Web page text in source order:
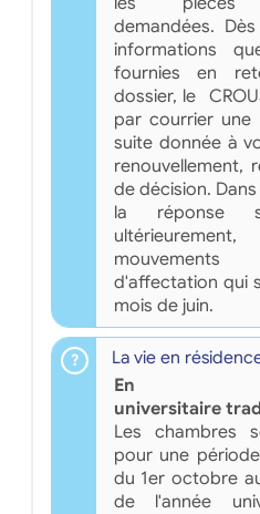
demandées.
informations
fournies en
dossier, le
par courrier une
suite donnée à
renouvellement,
de décision.
la réponse
d'affectation qui
mois de juin.
La vie en
En
universitaire
Les chambres
pour une
du 1er octobre
de l'année